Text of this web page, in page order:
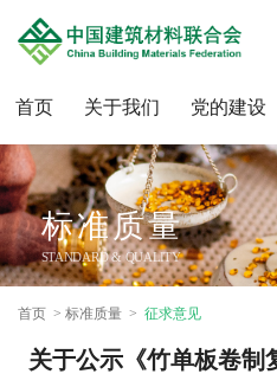
首页 关于我们 党的建设
标准质量
STANDARD & QUALITY
首页 标准质量 征求意见
关于公示《竹单板卷制